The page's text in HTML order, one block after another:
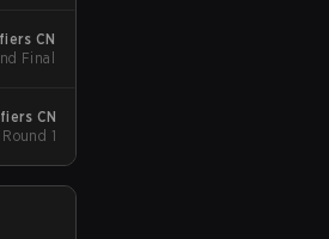
CN
Final
CN
1